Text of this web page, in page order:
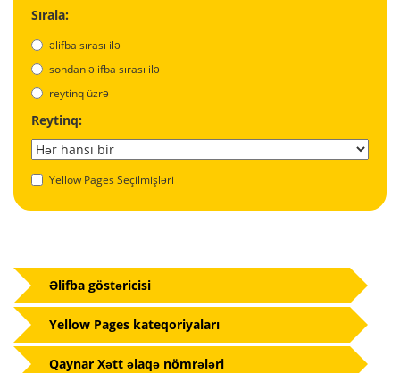
Sırala:
əlifba sırası ilə
sondan əlifba sırası ilə
reytinq üzrə
Reytinq:
Yellow Pages Seçilmişləri
Əlifba göstəricisi
Yellow Pages kateqoriyaları
Qaynar Xətt əlaqə nömrələri